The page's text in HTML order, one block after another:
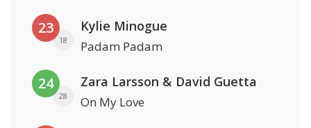
23
18
Kylie Minogue
Padam Padam
24
28
Zara Larsson & David Guetta
On My Love